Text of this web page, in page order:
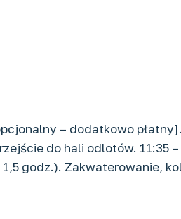
– dodatkowo
do hali odlotów. 11:35 –
godz.). Zakwaterowanie,